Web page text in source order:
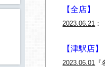
【全店】
2023.06.21 ：
【津駅店】
2023.06.01